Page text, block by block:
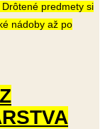
predmety si
nádoby až po